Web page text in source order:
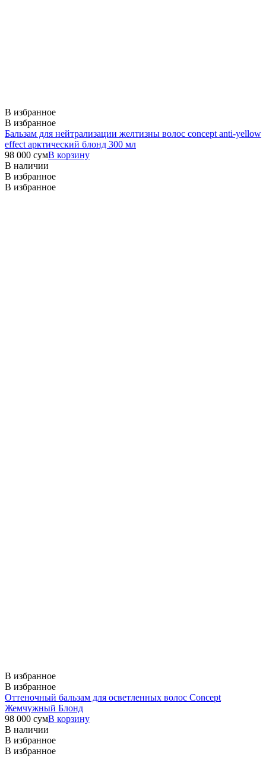
В избранное
В избранное
Бальзам для нейтрализации желтизны волос concept anti-yellow
effect арктический блонд 300 мл
98 000 сумВ корзину
В наличии
В избранное
В избранное
В избранное
В избранное
Оттеночный бальзам для осветленных волос Concept
Жемчужный Блонд
98 000 сумВ корзину
В наличии
В избранное
В избранное